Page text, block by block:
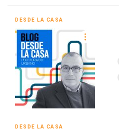
DESDE LA CASA
DESDE LA CASA